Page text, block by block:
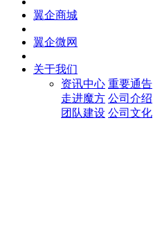
翼企商城
翼企微网
关于我们
资讯中心 重要通告
走进魔方 公司介绍
团队建设 公司文化